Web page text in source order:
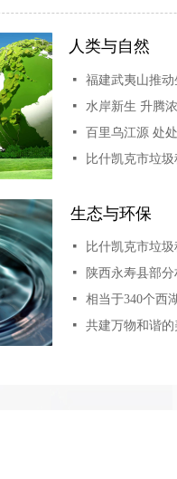
人类与自然
넷
넷
水岸新生 升腾
넷
百里乌江源 处
넷
生态与环保
넷
넷
넷
넷